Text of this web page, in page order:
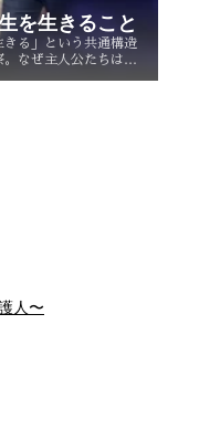
を生きること
る」という共通構造
なぜ主人公たちは他
人〜